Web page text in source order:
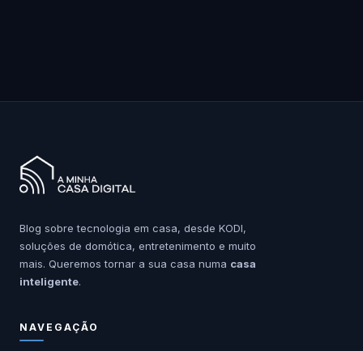
Blog sobre tecnologia em casa, desde KODI,
soluções de domótica, entretenimento e muito
mais. Queremos tornar a sua casa numa casa
inteligente.
NAVEGAÇÃO